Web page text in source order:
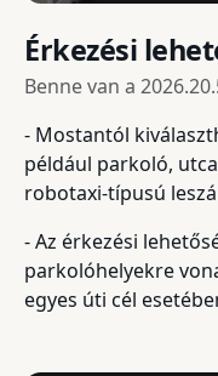
Érkezési
Benne van a
- Mostantól
például parkoló,
robotaxi-típusú
- Az érkezési
parkolóhelyekre
egyes úti cél